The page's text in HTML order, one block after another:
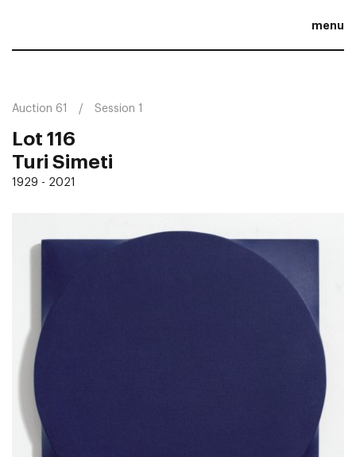
menu
Auction 61 Session 1
Lot 116
Turi Simeti
1929 - 2021